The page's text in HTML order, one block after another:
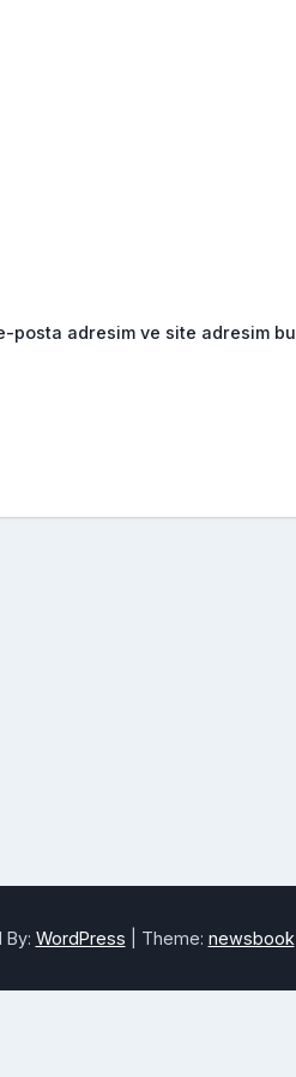
posta adresim ve site adresim bu
By: WordPress Theme: newsbook